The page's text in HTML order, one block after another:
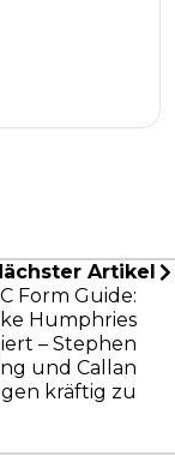
Artikel
Form Guide:
Humphries
– Stephen
und Callan
kräftig zu